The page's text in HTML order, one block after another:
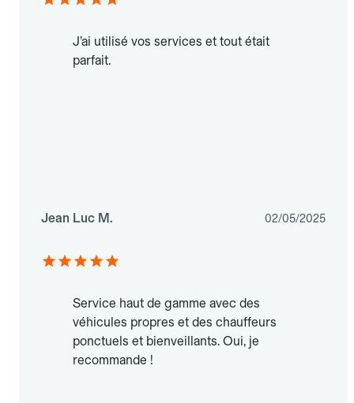
J’ai utilisé vos services et tout était
parfait.
Jean Luc M. 02/05/2025
Service haut de gamme avec des
véhicules propres et des chauffeurs
ponctuels et bienveillants. Oui, je
recommande !